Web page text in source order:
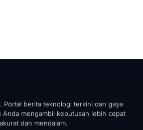
Portal berita teknologi terkini dan gaya
mengambil keputusan lebih cepat
dan mendalam.